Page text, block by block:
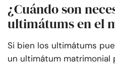
¿Cuándo son
ultimátums en el
Si bien los ultimátums
un ultimátum matrimonial